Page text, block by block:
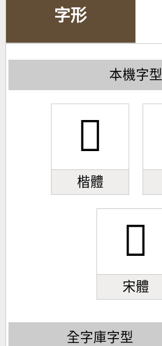
字形
本機字型
𢿼
楷體
𢿼
宋體
全字庫字型